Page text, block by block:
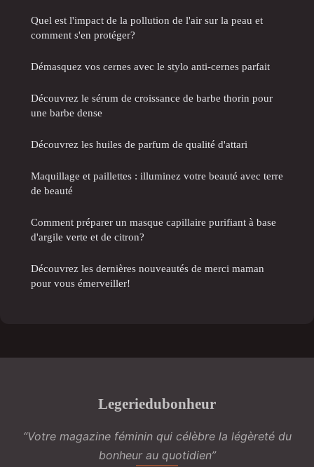
Quel est l'impact de la pollution de l'air sur la peau et
comment s'en protéger?
Démasquez vos cernes avec le stylo anti-cernes parfait
Découvrez le sérum de croissance de barbe thorin pour
une barbe dense
Découvrez les huiles de parfum de qualité d'attari
Maquillage et paillettes : illuminez votre beauté avec terre
de beauté
Comment préparer un masque capillaire purifiant à base
d'argile verte et de citron?
Découvrez les dernières nouveautés de merci maman
pour vous émerveiller!
Legeriedubonheur
“Votre magazine féminin qui célèbre la légèreté du
bonheur au quotidien”